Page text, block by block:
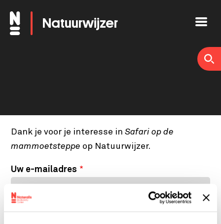
Overslaan
en
Natuurwijzer
Dank je voor je interesse inSafari op de
mammoetsteppe op Natuurwijzer.
Uw e-mailadres